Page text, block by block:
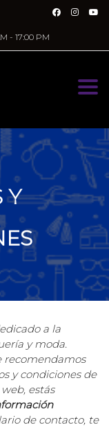
- 17:00 PM
Y
a la
y moda.
recomendamos
y condiciones de
estás
de contacto, te